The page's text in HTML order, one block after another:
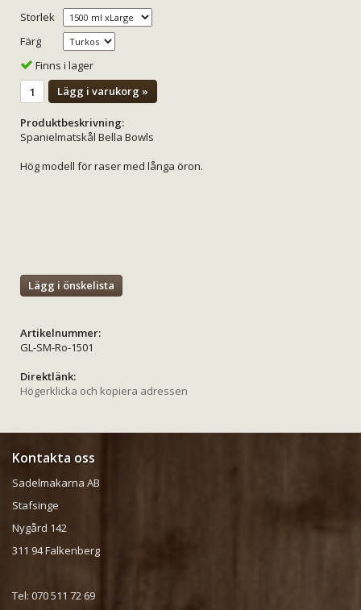
Storlek
Färg
Finns i lager
Lägg i varukorg »
Produktbeskrivning:
Spanielmatskål Bella Bowls
Hög modell för raser med långa öron.
Lägg i önskelista
Artikelnummer:
GL-SM-Ro-1501
Direktlänk:
Högerklicka och kopiera adressen
Kontakta oss
Sadelmakarna AB
Stafsinge
Nygård 142
311 94 Falkenberg
Tel: 070 511 72 69